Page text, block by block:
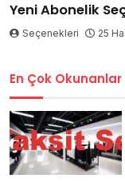
Yeni Abonelik
Seçenekleri 25
En Çok Okunanlar